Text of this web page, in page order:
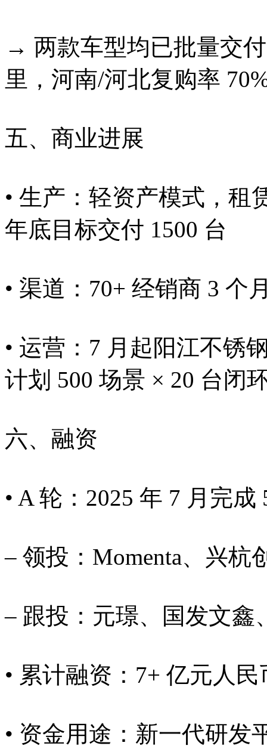
→ 两款车型均已批量交
里，河南/河北复购率
五、商业进展
• 生产：轻资产模式，租
年底目标交付 1500 台
• 渠道：70+ 经销商 3 个
• 运营：7 月起阳江不锈
计划 500 场景 × 20 台闭
六、融资
• A 轮：2025 年 7 月完
– 领投：Momenta、兴杭
– 跟投：元璟、国发文鑫
• 累计融资：7+ 亿元人民
• 资金用途：新一代研发